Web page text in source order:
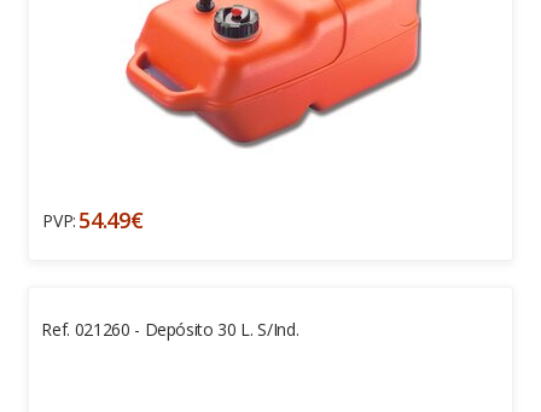
PVP: 54.49€
Ref. 021260 - Depósito 30 L. S/Ind.